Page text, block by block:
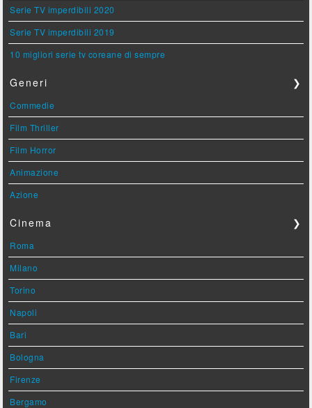
Serie TV imperdibili 2020
Serie TV imperdibili 2019
10 migliori serie tv coreane di sempre
Generi ❯
Commedie
Film Thriller
Film Horror
Animazione
Azione
Cinema ❯
Roma
Milano
Torino
Napoli
Bari
Bologna
Firenze
Bergamo